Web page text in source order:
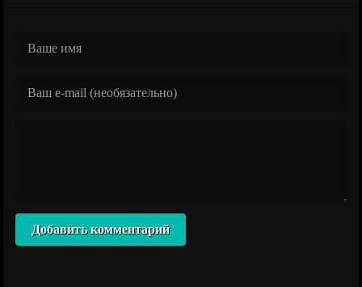
Добавить комментарий